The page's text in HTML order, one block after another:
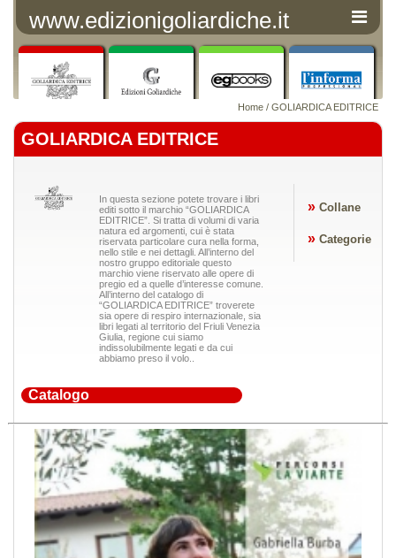
www.edizionigoliardiche.it
Home / GOLIARDICA EDITRICE
GOLIARDICA EDITRICE
In questa sezione potete trovare i libri
editi sotto il marchio “GOLIARDICA
EDITRICE”. Si tratta di volumi di varia
natura ed argomenti, cui è stata
riservata particolare cura nella forma,
nello stile e nei dettagli. All’interno del
nostro gruppo editoriale questo
marchio viene riservato alle opere di
pregio ed a quelle d’interesse comune.
All’interno del catalogo di
“GOLIARDICA EDITRICE” troverete
sia opere di respiro internazionale, sia
libri legati al territorio del Friuli Venezia
Giulia, regione cui siamo
indissolubilmente legati e da cui
abbiamo preso il volo..
»Collane
»Categorie
Catalogo